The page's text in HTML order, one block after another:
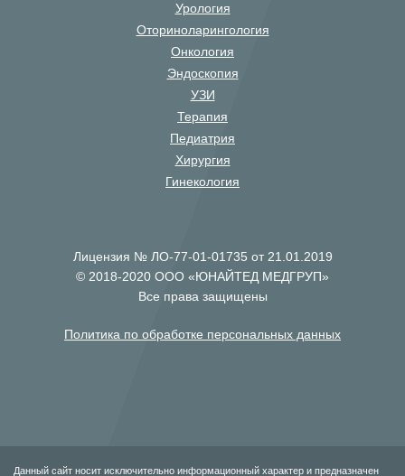
Урология
Оториноларингология
Онкология
Эндоскопия
УЗИ
Терапия
Педиатрия
Хирургия
Гинекология
Лицензия № ЛО-77-01-01735 от 21.01.2019
© 2018-2020 ООО «ЮНАЙТЕД МЕДГРУП»
Все права защищены
Политика по обработке персональных данных
Данный сайт носит исключительно информационный характер и предназначен